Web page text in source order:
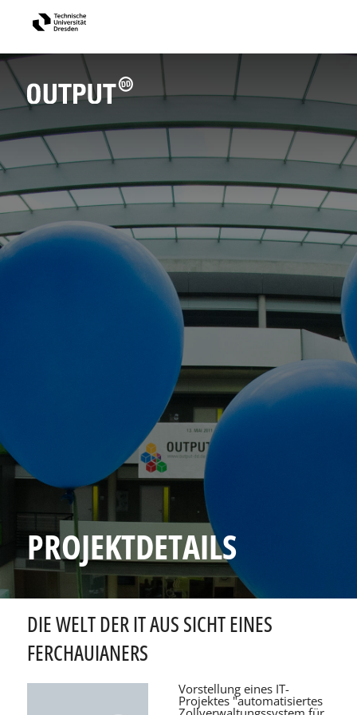
PROJEKTDETAILS
DIE WELT DER IT AUS SICHT EINES
FERCHAUIANERS
Vorstellung eines IT-
Projektes "automatisiertes